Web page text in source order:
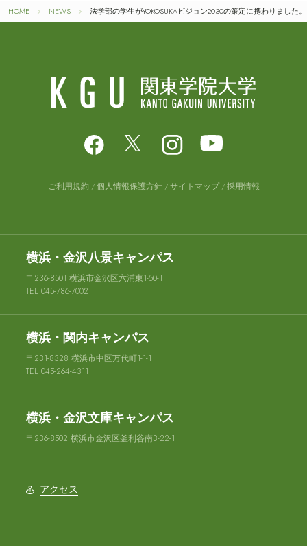
HOME NEWS 法学部の学生がYOKOSUKAビジョン2030の策定に携わりました。
ご利用規約 個人情報保護方針 サイトマップ 採用情報
横浜・金沢八景キャンパス
〒236-8501 横浜市金沢区六浦東1-50-1
TEL 045-786-7002
横浜・関内キャンパス
〒231-8328 横浜市中区万代町1-1-1
TEL 045-264-4311
横浜・金沢文庫キャンパス
〒236-8502 横浜市金沢区釜利谷南3-22-1
アクセス